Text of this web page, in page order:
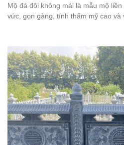
Mộ đá đôi không mái là mẫu mộ
vức, gọn gàng, tính thẩm mỹ cao và